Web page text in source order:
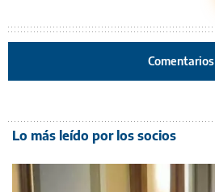
Comentarios
Lo más leído por los socios